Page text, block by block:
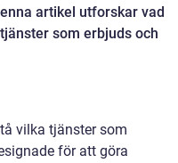
artikel utforskar vad
som erbjuds och
vilka tjänster som
för att göra